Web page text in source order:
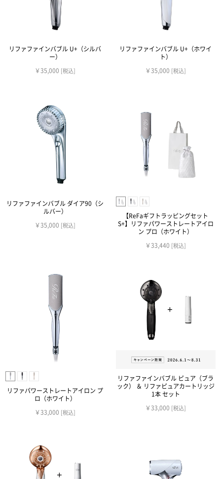
リファファインバブル U+（シルバ
ー）
￥35,000 [税込]
リファファインバブル U+（ホワイ
ト）
￥35,000 [税込]
リファファインバブル ダイア90（シ
ルバー）
￥35,000 [税込]
【ReFaギフトラッピングセット
S+】リファパワーストレートアイロ
ン プロ（ホワイト）
￥33,440 [税込]
リファパワーストレートアイロン プ
ロ（ホワイト）
￥33,000 [税込]
リファファインバブル ピュア（ブラ
ック） ＆ リファピュアカートリッジ
1本 セット
￥33,000 [税込]